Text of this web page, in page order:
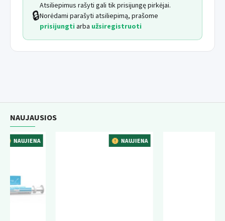
🔒
Atsiliepimus rašyti gali tik prisijungę pirkėjai.
Norėdami parašyti atsiliepimą, prašome
prisijungti arba užsiregistruoti
NAUJAUSIOS
NAUJIENA